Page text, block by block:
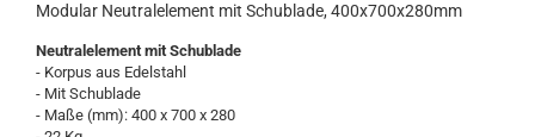
Modular Neutralelement mit Schublade, 400x700x280mm
Neutralelement mit Schublade
- Korpus aus Edelstahl
- Mit Schublade
- Maße (mm): 400 x 700 x 280